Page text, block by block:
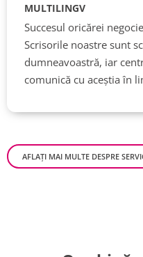
MULTILINGV
Succesul oricărei
Scrisorile noastre sunt
dumneavoastră, iar
comunică cu aceștia în
AFLAȚI MAI MULTE DESPRE